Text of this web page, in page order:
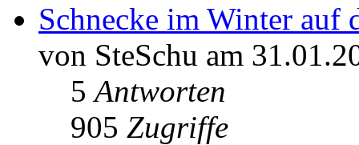
Schnecke im Winter auf
von SteSchu am
5Antworten
905 Zugriffe